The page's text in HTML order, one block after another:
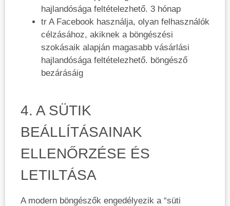
hajlandósága feltételezhető. 3 hónap
tr A Facebook használja, olyan felhasználók
célzásához, akiknek a böngészési
szokásaik alapján magasabb vásárlási
hajlandósága feltételezhető. böngésző
bezárásáig
4. A SÜTIK
BEÁLLÍTÁSAINAK
ELLENŐRZÉSE ÉS
LETILTÁSA
A modern böngészők engedélyezik a “süti